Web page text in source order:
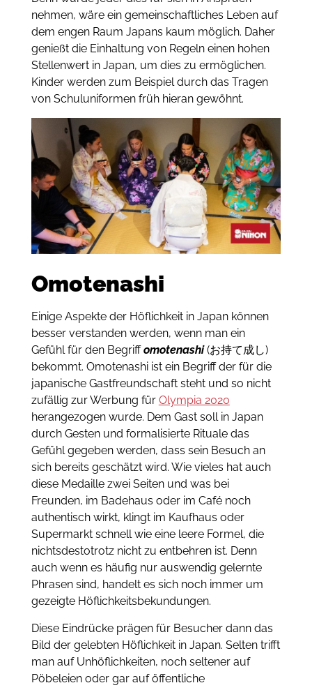
nehmen, wäre ein gemeinschaftliches Leben auf
dem engen Raum Japans kaum möglich. Daher
genießt die Einhaltung von Regeln einen hohen
Stellenwert in Japan, um dies zu ermöglichen.
Kinder werden zum Beispiel durch das Tragen
von Schuluniformen früh hieran gewöhnt.
Omotenashi
Einige Aspekte der Höflichkeit in Japan können
besser verstanden werden, wenn man ein
Gefühl für den Begriffomotenashi(お持て成し)
bekommt. Omotenashi ist ein Begriff der für die
japanische Gastfreundschaft steht und so nicht
zufällig zur Werbung für Olympia 2020
herangezogen wurde. Dem Gast soll in Japan
durch Gesten und formalisierte Rituale das
Gefühl gegeben werden, dass sein Besuch an
sich bereits geschätzt wird. Wie vieles hat auch
diese Medaille zwei Seiten und was bei
Freunden, im Badehaus oder im Café noch
authentisch wirkt, klingt im Kaufhaus oder
Supermarkt schnell wie eine leere Formel, die
nichtsdestotrotz nicht zu entbehren ist. Denn
auch wenn es häufig nur auswendig gelernte
Phrasen sind, handelt es sich noch immer um
gezeigte Höflichkeitsbekundungen.
Diese Eindrücke prägen für Besucher dann das
Bild der gelebten Höflichkeit in Japan. Selten trifft
man auf Unhöflichkeiten, noch seltener auf
Pöbeleien oder gar auf öffentliche